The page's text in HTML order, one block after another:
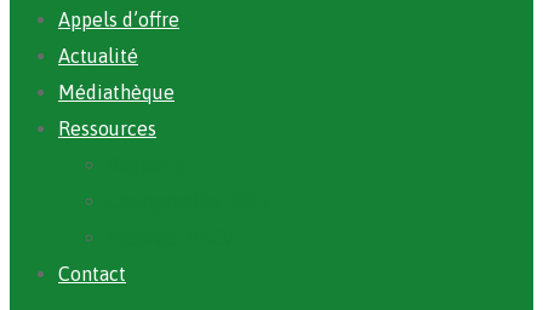
Appels d’offre
Actualité
Médiathèque
Ressources
Contact